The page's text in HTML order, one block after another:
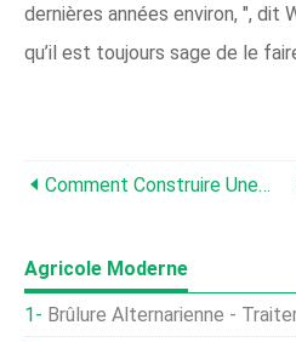
dernières années environ, ", dit
qu’il est toujours sage de le
Comment Construire Une Spirale D'herbes
Agricole Moderne
Brûlure Alternarienne - Traitement Pour Les Taches